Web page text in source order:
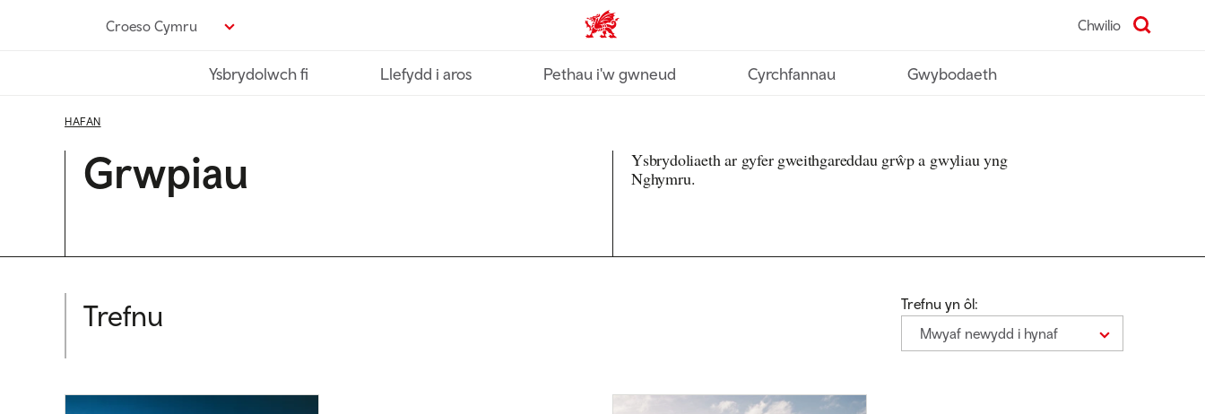
Croeso Cymru Croeso Cymru home Chwilio
Ysbrydolwch fi Llefydd i aros Pethau i'w gwneud Cyrchfannau Gwybodaeth
HAFAN
Grwpiau
Ysbrydoliaeth ar gyfer gweithgareddau grŵp a gwyliau yng
Nghymru.
Trefnu
Trefnu yn ôl:
Mwyaf newydd i hynaf